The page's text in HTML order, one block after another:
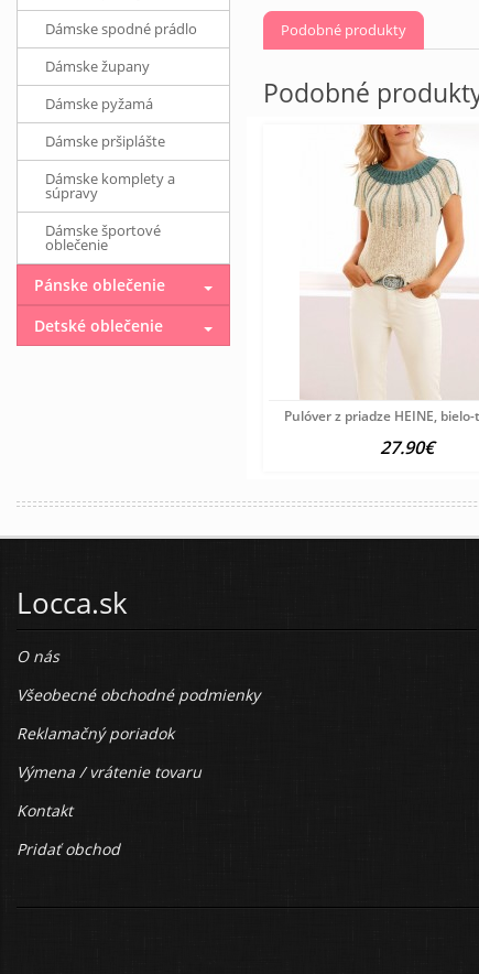
Podobné produkty
Podobné
Pulóver z priadze HEINE,
27.90€
Dámske spodné prádlo
Dámske župany
Dámske pyžamá
Dámske pršiplášte
Dámske komplety a
súpravy
Dámske športové
oblečenie
Pánske oblečenie
Detské oblečenie
Locca.sk
O nás
Všeobecné obchodné podmienky
Reklamačný poriadok
Výmena / vrátenie tovaru
Kontakt
Pridať obchod